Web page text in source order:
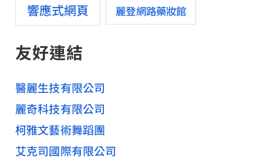
響應式網頁 麗登網路藥妝館
友好連結
醫麗生技有限公司
麗奇科技有限公司
柯雅文藝術舞蹈團
艾克司國際有限公司